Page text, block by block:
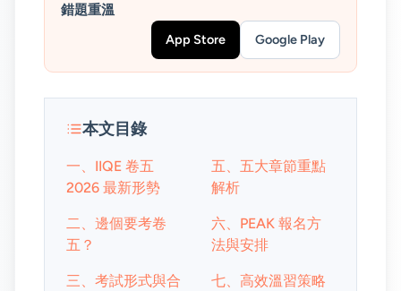
錯題重溫
App Store
Google Play
本文目錄
一、IIQE 卷五
2026 最新形勢
二、邊個要考卷
五？
三、考試形式與合
五、五大章節重點
解析
六、PEAK 報名方
法與安排
七、高效溫習策略